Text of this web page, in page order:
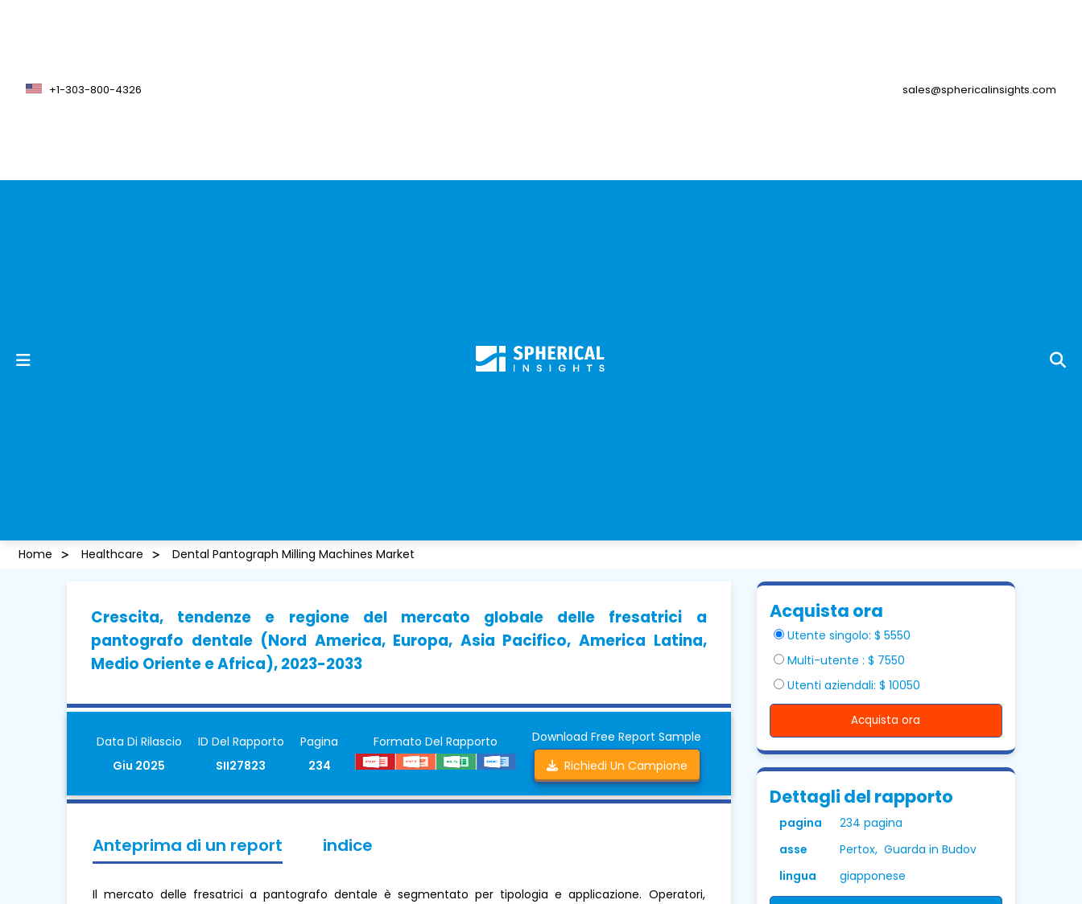
+1-303-800-4326 sales@sphericalinsights.com
Home Healthcare Dental Pantograph Milling Machines Market
Crescita, tendenze e regione del mercato globale delle fresatrici a
pantografo dentale (Nord America, Europa, Asia Pacifico, America Latina,
Medio Oriente e Africa), 2023-2033
Data Di Rilascio
Giu 2025
ID Del Rapporto
SII27823
Pagina
234
Formato Del Rapporto
Download Free Report Sample
Richiedi Un Campione
Anteprima di un report indice
Il mercato delle fresatrici a pantografo dentale è segmentato per tipologia e applicazione. Operatori,
Acquista ora
Utente singolo: $ 5550
Multi-utente : $ 7550
Utenti aziendali: $ 10050
Acquista ora
Dettagli del rapporto
pagina
234 pagina
asse
Pertox, Guarda in Budov
lingua
giapponese